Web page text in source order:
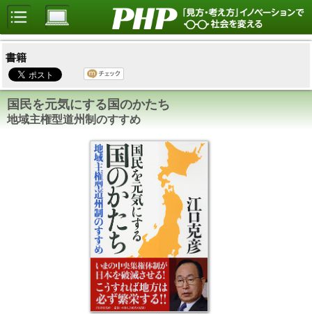
書籍
国民を元気にする国のかたち
地域主権型道州制のすすめ